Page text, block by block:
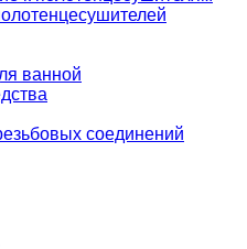
ванной
соединений